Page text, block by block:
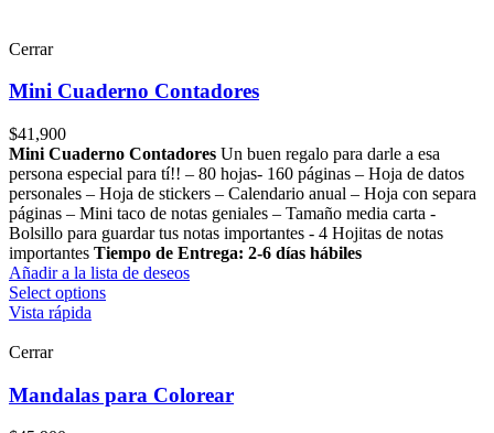
Cerrar
Mini Cuaderno Contadores
$41,900
Mini Cuaderno Contadores Un buen regalo para darle a esa
persona especial para tí!! – 80 hojas- 160 páginas – Hoja de datos
personales – Hoja de stickers – Calendario anual – Hoja con separa
páginas – Mini taco de notas geniales – Tamaño media carta -
Bolsillo para guardar tus notas importantes - 4 Hojitas de notas
importantes Tiempo de Entrega: 2-6 días hábiles
Añadir a la lista de deseos
Select options
Vista rápida
Cerrar
Mandalas para Colorear